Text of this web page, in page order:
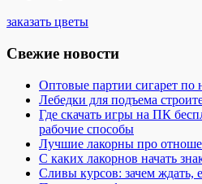
заказать цветы
Свежие новости
Оптовые партии сигарет по
Лебедки для подъема
Где скачать игры на ПК
рабочие способы
Лучшие лакорны про
С каких лакорнов начать
Сливы курсов: зачем ждать,